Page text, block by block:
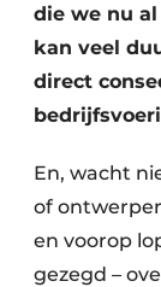
die we nu
kan veel
direct
En, wacht
of
en voorop
gezegd –